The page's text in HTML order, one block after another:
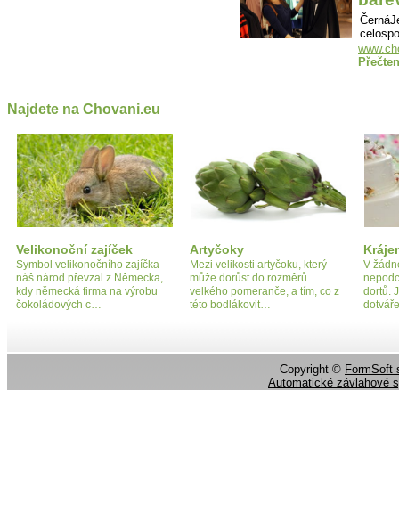
Najdete na Chovani.eu
Velikonoční zajíček
Symbol velikonočního zajíčka
náš národ převzal z Německa,
kdy německá firma na výrobu
čokoládových c…
Artyčoky
Mezi velikosti artyčoku, který
může dorůst do rozměrů
velkého pomeranče, a tím, co z
této bodlákovit…
V
dortů.
Copyright © FormSoft
Automatické závlahové